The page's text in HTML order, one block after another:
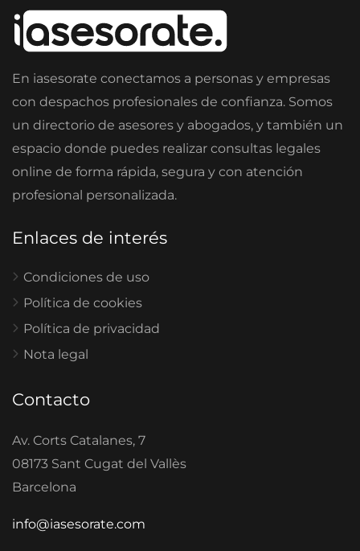
En iasesorate conectamos a personas y empresas
con despachos profesionales de confianza. Somos
un directorio de asesores y abogados, y también un
espacio donde puedes realizar consultas legales
online de forma rápida, segura y con atención
profesional personalizada.
Enlaces de interés
Condiciones de uso
Política de cookies
Política de privacidad
Nota legal
Contacto
Av. Corts Catalanes, 7
08173 Sant Cugat del Vallès
Barcelona
info@iasesorate.com